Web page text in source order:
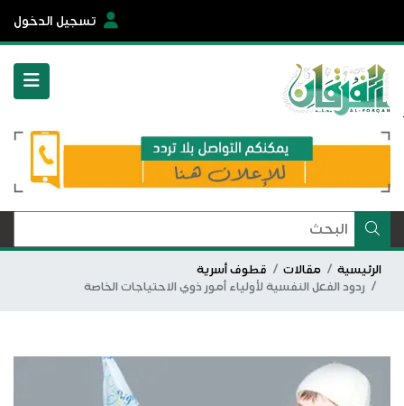
تسجيل الدخول
الرئيسية مقالات
قطوف أسرية
ردود الفعل النفسية لأولياء أمور ذوي الاحتياجات الخاصة